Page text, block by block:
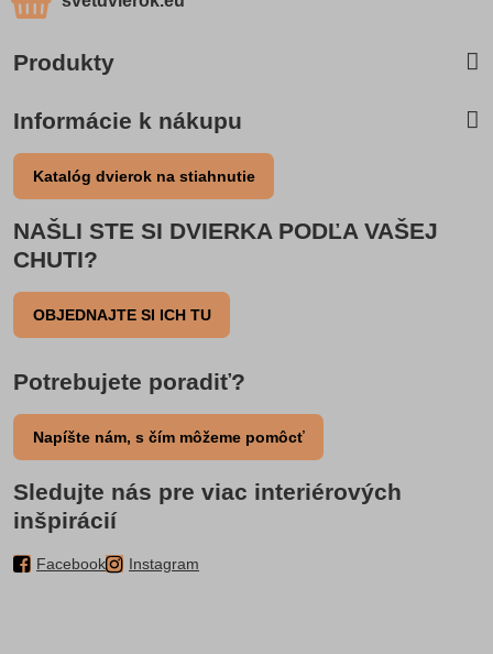
Produkty
Informácie k nákupu
Katalóg dvierok na stiahnutie
NAŠLI STE SI DVIERKA PODĽA VAŠEJ
CHUTI?
OBJEDNAJTE SI ICH TU
Potrebujete poradiť?
Napíšte nám, s čím môžeme pomôcť
Sledujte nás pre viac interiérových
inšpirácií
Facebook Instagram